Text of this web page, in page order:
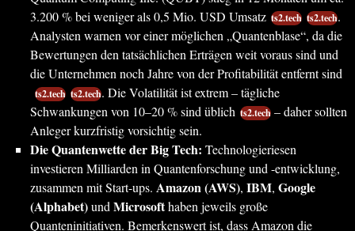
3.200 % bei weniger als 0,5 Mio. USD Umsatz ts2.tech ts2.tech.
Analysten warnen vor einer möglichen „Quantenblase“, da die
Bewertungen den tatsächlichen Erträgen weit voraus sind und
die Unternehmen noch Jahre von der Profitabilität entfernt sind
ts2.tech ts2.tech. Die Volatilität ist extrem – tägliche
Schwankungen von 10–20 % sind üblich ts2.tech – daher sollten
Anleger kurzfristig vorsichtig sein.
Die Quantenwette der Big Tech: Technologieriesen
investieren Milliarden in Quantenforschung und -entwicklung,
zusammen mit Start-ups. Amazon (AWS), IBM, Google
(Alphabet)und Microsofthaben jeweils große
Quanteninitiativen. Bemerkenswert ist, dass Amazon die